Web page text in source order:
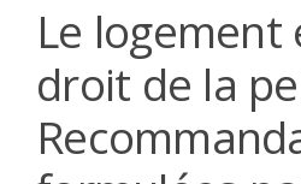
Le logement
droit de la